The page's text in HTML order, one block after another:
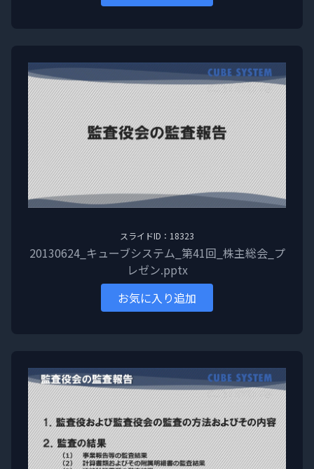
スライドID：18323
20130624_キューブシステム_第41回_株主総会_プ
レゼン.pptx
お気に入り追加